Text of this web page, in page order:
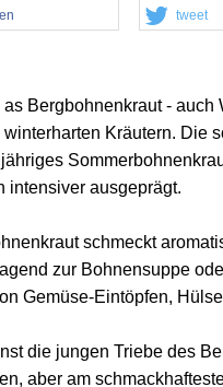
tweet
as Bergbohnenkraut - auch
winterharten Kräutern. Die
intensiver ausgeprägt.
schmeckt
zur Bohnensuppe
Gemüse-Eintöpfen,
die jungen Triebe des
aber am